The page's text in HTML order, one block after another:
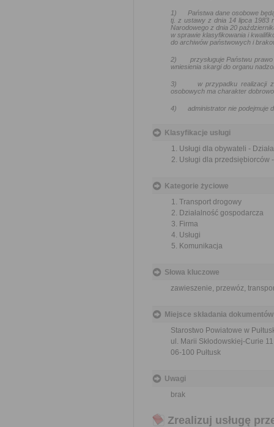
1) Państwa dane osobowe
tj. z ustawy z dnia 14 lipca 1983
Narodowego z dnia 20
w sprawie klasyfikowania i
do archiwów państwowych i
2) przysługuje Państwu
wniesienia skargi do organu
3) w przypadku realizacji
osobowych ma charakter
4) administrator nie podejmuje
Klasyfikacje usługi
Usługi dla obywateli -
Usługi dla przedsiębiorców
Kategorie życiowe
Transport drogowy
Działalność gospodarcza
Firma
Usługi
Komunikacja
Słowa kluczowe
zawieszenie, przewóz,
Miejsce składania dokumentów
Starostwo Powiatowe w
ul. Marii Skłodowskiej-Curie 11
06-100 Pułtusk
Uwagi
brak
Zrealizuj usługę